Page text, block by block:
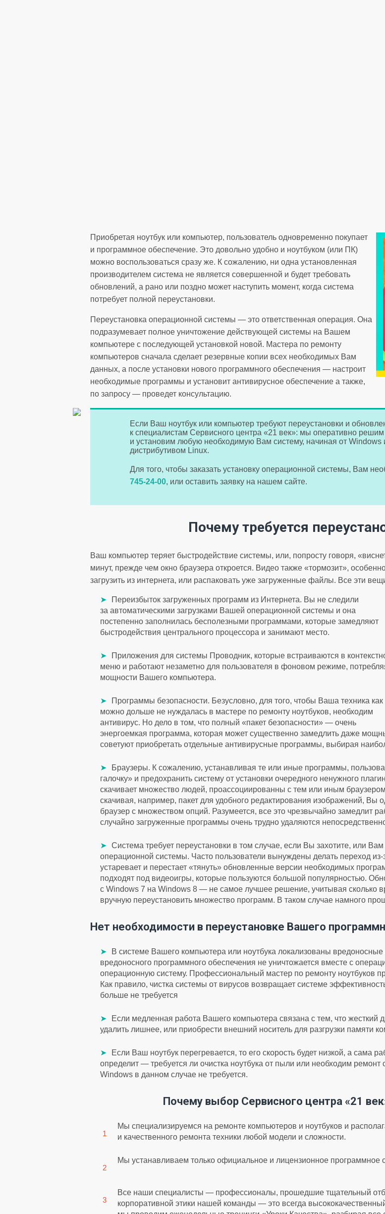
Приобретая ноутбук или компьютер, пользователь одновременно покупает
и программное обеспечение. Это довольно удобно и ноутбуком (или ПК)
можно воспользоваться сразу же. К сожалению, ни одна установленная
производителем система не является совершенной и будет требовать
обновлений, а рано или поздно может наступить момент, когда система
потребует полной переустановки.
Переустановка операционной системы — это ответственная операция. Она
подразумевает полное уничтожение действующей системы на Вашем
компьютере с последующей установкой новой. Мастера по ремонту
компьютеров сначала сделает резервные копии всех необходимых Вам
данных, а после установки нового программного обеспечения — настроит
необходимые программы и установит антивирусное обеспечение а также,
по запросу — проведет консультацию.
Если Ваш ноутбук или компьютер требуют переустановки и
к специалистам Сервисного центра «21 век»: мы оперативно
и установим любую необходимую Вам систему, начиная от
дистрибутивом Linux.
Для того, чтобы заказать установку операционной системы, Вам
745-24-00, или оставить заявку на нашем сайте.
Почему требуется
Ваш компьютер теряет быстродействие системы, или, попросту говоря,
минут, прежде чем окно браузера откроется. Видео также «тормозит»,
загрузить из интернета, или распаковать уже загруженные файлы. Все эти
Переизбыток загруженных программ из Интернета. Вы не следили
за автоматическими загрузками Вашей операционной системы и она
постепенно заполнилась бесполезными программами, которые замедляют
быстродействия центрального процессора и занимают место.
Приложения для системы Проводник, которые встраиваются в
меню и работают незаметно для пользователя в фоновом режиме,
мощности Вашего компьютера.
Программы безопасности. Безусловно, для того, чтобы Ваша техника как
можно дольше не нуждалась в мастере по ремонту ноутбуков, необходим
антивирус. Но дело в том, что полный «пакет безопасности» — очень
энергоемкая программа, которая может существенно замедлить даже
советуют приобретать отдельные антивирусные программы, выбирая
Браузеры. К сожалению, устанавливая те или иные программы,
галочку» и предохранить систему от установки очередного ненужного
скачивает множество людей, проассоциированны с тем или иным
скачивая, например, пакет для удобного редактирования изображений, Вы
браузер с множеством опций. Разумеется, все это чрезвычайно замедлит
случайно загруженные программы очень трудно удаляются
Система требует переустановки в том случае, если Вы захотите, или
операционной системы. Часто пользователи вынуждены делать переход из-
устаревает и перестает «тянуть» обновленные версии необходимых
подходят под видеоигры, которые пользуются большой популярностью.
с Windows 7 на Windows 8 — не самое лучшее решение, учитывая сколько
вручную переустановить множество программ. В таком случае намного
Нет необходимости в переустановке Вашего
В системе Вашего компьютера или ноутбука локализованы
вредоносного программного обеспечения не уничтожается вместе с
операционную систему. Профессиональный мастер по ремонту ноутбуков
Как правило, чистка системы от вирусов возвращает системе
больше не требуется
Если медленная работа Вашего компьютера связана с тем, что жесткий
удалить лишнее, или приобрести внешний носитель для разгрузки памяти
Если Ваш ноутбук перегревается, то его скорость будет низкой, а сама
определит — требуется ли очистка ноутбука от пыли или необходим
Windows в данном случае не требуется.
Почему выбор Сервисного центра «21
Мы специализируемся на ремонте компьютеров и ноутбуков и
и качественного ремонта техники любой модели и сложности.
Мы устанавливаем только официальное и лицензионное программное
Все наши специалисты — профессионалы, прошедшие тщательный
корпоративной этики нашей команды — это всегда